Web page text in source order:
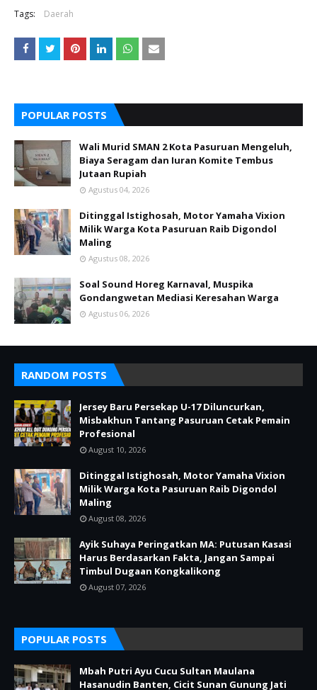
Tags: Daerah
POPULAR POSTS
Wali Murid SMAN 2 Kota Pasuruan Mengeluh,
Biaya Seragam dan Iuran Komite Tembus
Jutaan Rupiah
Agustus 04, 2026
Ditinggal Istighosah, Motor Yamaha Vixion
Milik Warga Kota Pasuruan Raib Digondol
Maling
Agustus 08, 2026
Soal Sound Horeg Karnaval, Muspika
Gondangwetan Mediasi Keresahan Warga
Agustus 06, 2026
RANDOM POSTS
Jersey Baru Persekap U-17 Diluncurkan,
Misbakhun Tantang Pasuruan Cetak Pemain
Profesional
August 10, 2026
Ditinggal Istighosah, Motor Yamaha Vixion
Milik Warga Kota Pasuruan Raib Digondol
Maling
August 08, 2026
Ayik Suhaya Peringatkan MA: Putusan Kasasi
Harus Berdasarkan Fakta, Jangan Sampai
Timbul Dugaan Kongkalikong
August 07, 2026
POPULAR POSTS
Mbah Putri Ayu Cucu Sultan Maulana
Hasanudin Banten, Cicit Sunan Gunung Jati